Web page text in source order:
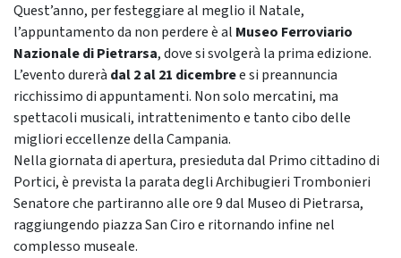
Quest’anno, per festeggiare al meglio il Natale,
l’appuntamento da non perdere è al Museo Ferroviario
Nazionale di Pietrarsa, dove si svolgerà la prima edizione.
L’evento durerà dal 2 al 21 dicembree si preannuncia
ricchissimo di appuntamenti. Non solo mercatini, ma
spettacoli musicali, intrattenimento e tanto cibo delle
migliori eccellenze della Campania.
Nella giornata di apertura, presieduta dal Primo cittadino di
Portici, è prevista la parata degli Archibugieri Trombonieri
Senatore che partiranno alle ore 9 dal Museo di Pietrarsa,
raggiungendo piazza San Ciro e ritornando infine nel
complesso museale.